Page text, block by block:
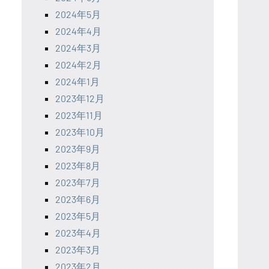
2024年5月
2024年4月
2024年3月
2024年2月
2024年1月
2023年12月
2023年11月
2023年10月
2023年9月
2023年8月
2023年7月
2023年6月
2023年5月
2023年4月
2023年3月
2023年2月